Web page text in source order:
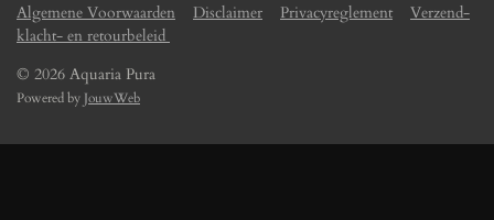
Algemene Voorwaarden Disclaimer Privacyreglement
Verzend-
klacht- en retourbeleid
© 2026 Aquaria Pura
Powered by JouwWeb